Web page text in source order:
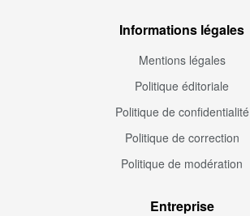
Informations légales
Mentions légales
Politique éditoriale
Politique de confidentialité
Politique de correction
Politique de modération
Entreprise